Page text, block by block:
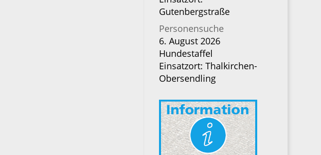
Gutenbergstraße
Personensuche
6. August 2026
Hundestaffel
Einsatzort: Thalkirchen-
Obersendling